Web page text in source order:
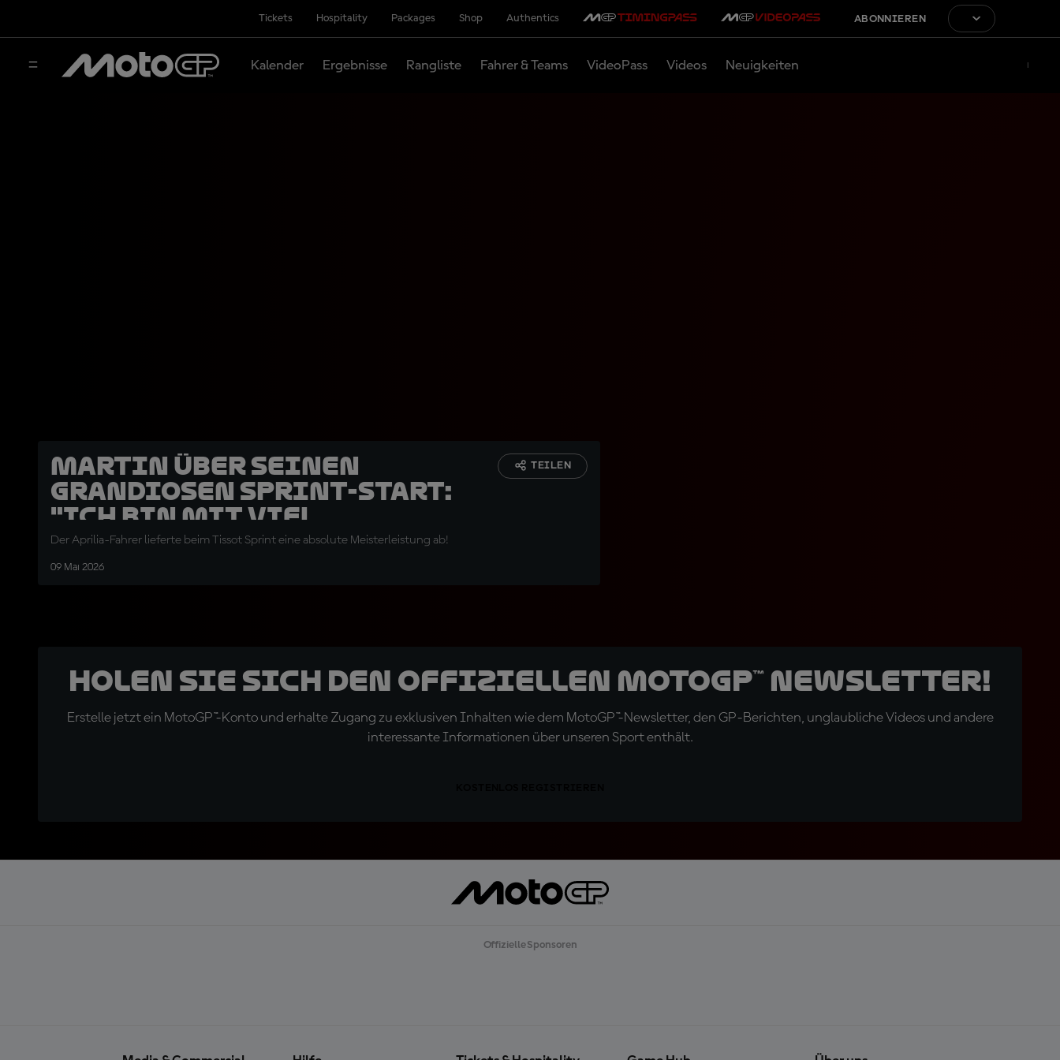
Tickets Hospitality Packages Shop Authentics ABONNIEREN
Kalender Ergebnisse Rangliste Fahrer & Teams VideoPass Videos Neuigkeiten
Martin über seinen
grandiosen Sprint-Start:
"Ich bin mit viel
Selbstvertrauen in diese
Kurven gegangen"
Der Aprilia-Fahrer lieferte beim Tissot Sprint eine absolute Meisterleistung ab!
09 Mai 2026
TEILEN
Holen Sie sich den offiziellen MotoGP™ Newsletter!
Erstelle jetzt ein MotoGP™-Konto und erhalte Zugang zu exklusiven Inhalten wie dem MotoGP™-Newsletter, den GP-Berichten, unglaubliche Videos und andere
interessante Informationen über unseren Sport enthält.
Offizielle Sponsoren